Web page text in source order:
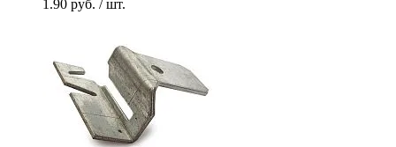
1.90 руб. / шт.